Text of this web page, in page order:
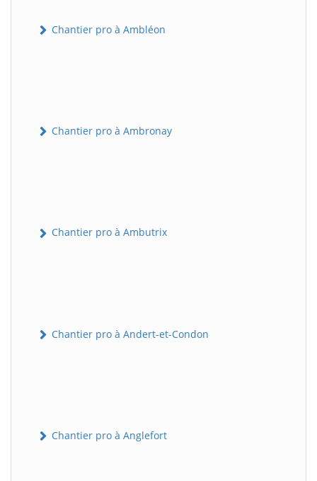
Chantier pro à Ambléon
Chantier pro à Ambronay
Chantier pro à Ambutrix
Chantier pro à Andert-et-Condon
Chantier pro à Anglefort